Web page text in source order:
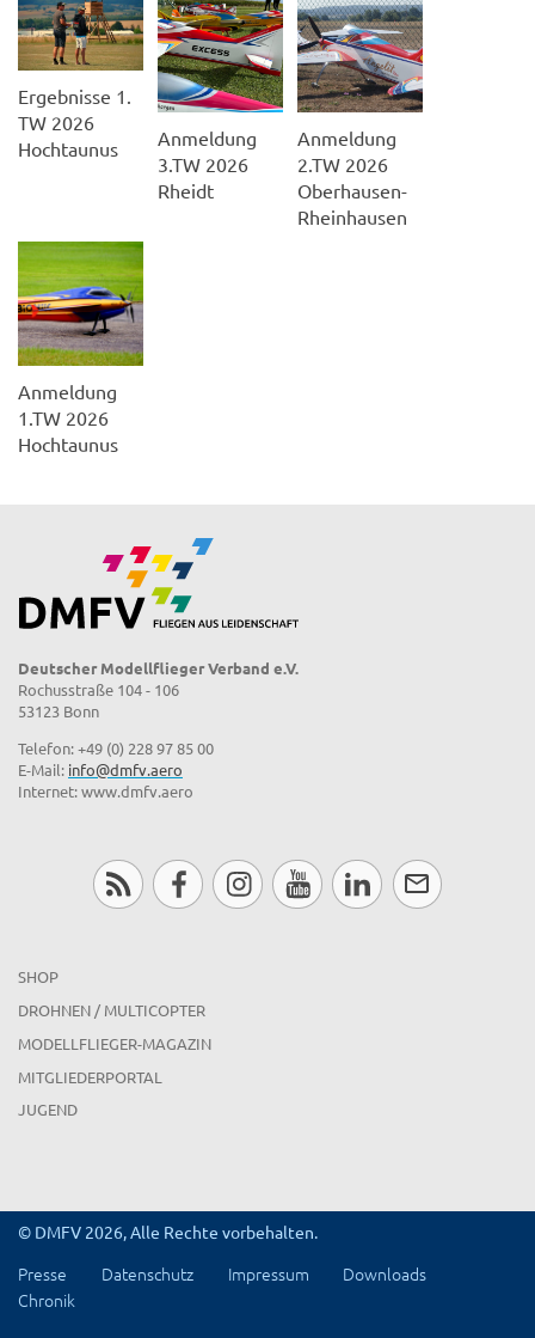
Ergebnisse 1.
TW 2026
Hochtaunus
Anmeldung
3.TW 2026
Rheidt
Anmeldung
2.TW 2026
Oberhausen-
Rheinhausen
Anmeldung
1.TW 2026
Hochtaunus
Deutscher Modellflieger Verband e.V.
Rochusstraße 104 - 106
53123 Bonn
Telefon: +49 (0) 228 97 85 00
E-Mail: info@dmfv.aero
Internet: www.dmfv.aero
SHOP
DROHNEN / MULTICOPTER
MODELLFLIEGER-MAGAZIN
MITGLIEDERPORTAL
JUGEND
© DMFV 2026, Alle Rechte vorbehalten.
Presse Datenschutz Impressum
Downloads
Chronik